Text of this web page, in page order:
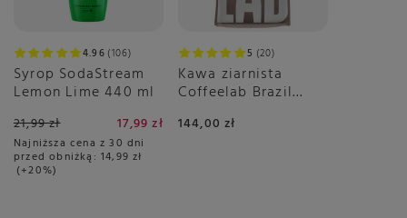
4.96 106
Syrop SodaStream
Lemon Lime 440 ml
21,99 zł 17,99 zł
Najniższa cena z 30 dni
przed obniżką: 14,99 zł
+20%
5 20
Kawa ziarnista
Coffeelab Brazil
1kg
144,00 zł